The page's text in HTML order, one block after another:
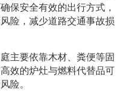
保安全有效的出行方式，
险，减少道路交通事故损
要依靠木材、粪便等固
效的炉灶与燃料代替品可
险。